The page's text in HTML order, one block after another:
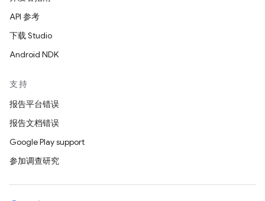
API 参考
下载 Studio
Android NDK
支持
报告平台错误
报告文档错误
Google Play support
参加调查研究